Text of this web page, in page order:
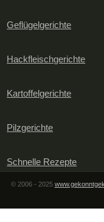
Geflügelgerichte
Hackfleischgerichte
Kartoffelgerichte
Pilzgerichte
Schnelle Rezepte
© 2006 - 2025